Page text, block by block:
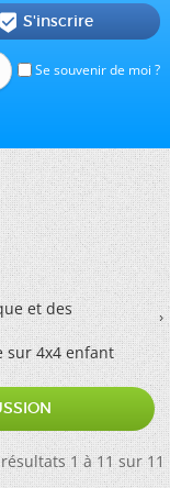
Se souvenir de moi ?
 S'inscrire
et des
sur 4x4 enfant
1 à 11 sur 11